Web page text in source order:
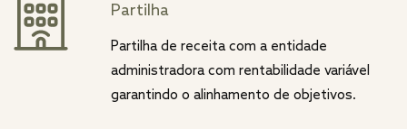
Partilha
Partilha de receita com a entidade
administradora com rentabilidade variável
garantindo o alinhamento de objetivos.